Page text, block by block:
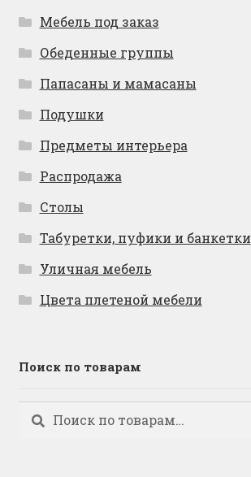
Мебель под заказ
Обеденные группы
Папасаны и мамасаны
Подушки
Предметы интерьера
Распродажа
Столы
Табуретки, пуфики и банкетки
Уличная мебель
Цвета плетеной мебели
Поиск по товарам
Искать:
Поиск